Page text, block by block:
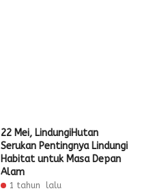
22 Mei, LindungiHutan
Serukan Pentingnya Lindungi
Habitat untuk Masa Depan
Alam
1 tahun lalu